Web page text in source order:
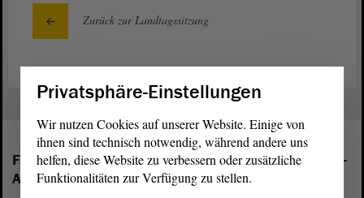
Zurück zur Landtagssitzung
Folgende Fraktionen sind im Landtag von Sachsen-
Anhalt vertreten:
Privatsphäre-Einstellungen
Wir nutzen Cookies auf unserer Website. Einige von
ihnen sind technisch notwendig, während andere uns
helfen, diese Website zu verbessern oder zusätzliche
Funktionalitäten zur Verfügung zu stellen.